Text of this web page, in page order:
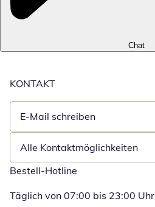
Chat
KONTAKT
E-Mail schreiben
Öffnet E-Mail-Client
Alle Kontaktmöglichkeiten
Bestell-Hotline
Täglich von 07:00 bis 23:00 Uhr